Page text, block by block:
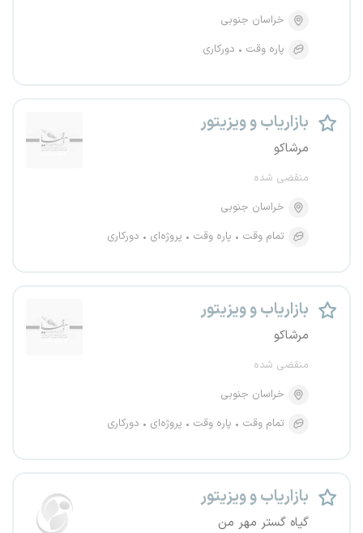
خراسان جنوبی
پاره وقت
دورکاری
بازاریاب و ویزیتور
مرشاکو
منقضی شده
خراسان جنوبی
تمام وقت
پاره وقت پروژه‌ای دورکاری
بازاریاب و ویزیتور
مرشاکو
منقضی شده
خراسان جنوبی
تمام وقت
پاره وقت پروژه‌ای دورکاری
بازاریاب و ویزیتور
گیاه گستر مهر من